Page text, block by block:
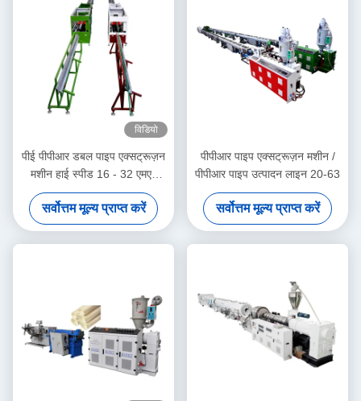
विडियो
पीई पीपीआर डबल पाइप एक्सट्रूज़न
मशीन हाई स्पीड 16 - 32 एमएम
सिंगल स्क्रू एक्सट्रूडर SJ90/33
सर्वोत्तम मूल्य प्राप्त करें
पीपीआर पाइप एक्सट्रूज़न मशीन /
पीपीआर पाइप उत्पादन लाइन 20-63
सर्वोत्तम मूल्य प्राप्त करें